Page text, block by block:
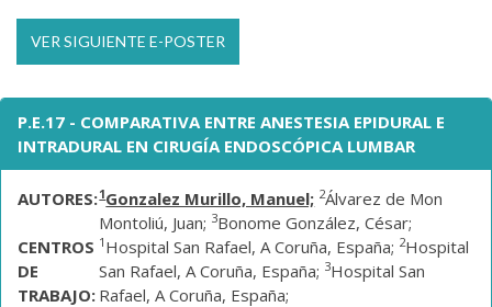
VER SIGUIENTE E-POSTER
P.E.17 - COMPARATIVA ENTRE ANESTESIA EPIDURAL E
INTRADURAL EN CIRUGÍA ENDOSCÓPICA LUMBAR
AUTORES:1Gonzalez Murillo, Manuel; 2Álvarez de Mon
Montoliú, Juan; 3Bonome González, César;
CENTROS
DE
TRABAJO:
1 Hospital San Rafael, A Coruña, España; 2Hospital
San Rafael, A Coruña, España; 3Hospital San
Rafael, A Coruña, España;